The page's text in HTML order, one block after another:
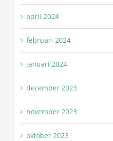
april 2024
februari 2024
januari 2024
december 2023
november 2023
oktober 2023